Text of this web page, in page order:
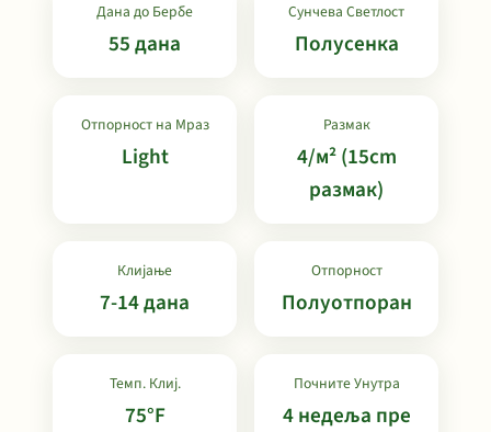
Дана до Бербе
55 дана
Сунчева Светлост
Полусенка
Отпорност на Мраз
Light
Размак
4/м² (15cm
размак)
Клијање
7-14 дана
Отпорност
Полуотпоран
Темп. Клиј.
75°F
Почните Унутра
4 недеља пре